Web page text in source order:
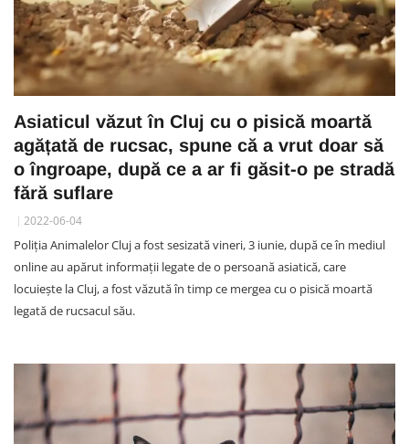
Asiaticul văzut în Cluj cu o pisică moartă
agățată de rucsac, spune că a vrut doar să
o îngroape, după ce a ar fi găsit-o pe stradă
fără suflare
2022-06-04
Poliția Animalelor Cluj a fost sesizată vineri, 3 iunie, după ce în mediul
online au apărut informații legate de o persoană asiatică, care
locuiește la Cluj, a fost văzută în timp ce mergea cu o pisică moartă
legată de rucsacul său.